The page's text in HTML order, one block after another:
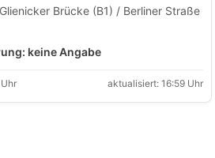
Brücke (B1) / Berliner Straße
keine Angabe
aktualisiert: 16:59 Uhr